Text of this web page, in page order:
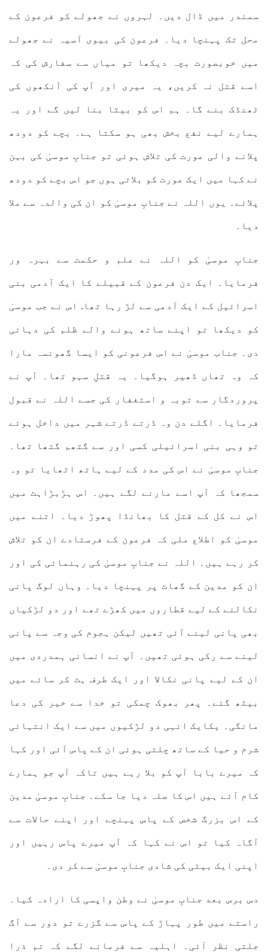
سمندر میں ڈال دیں۔ لہروں نے جھولے کو فرعون کے
محل تک پہنچا دیا۔ فرعون کی بیوی آسیہ نے جھولے
میں خوبصورت بچہ دیکھا تو میاں سے سفارش کی کہ
اسے قتل نہ کریں، یہ میری اور آپ کی آنکھوں کی
ٹھنڈک بنے گا۔ ہم اس کو بیٹا بنا لیں گے اور یہ
ہمارے لیے نفع بخش بھی ہو سکتا ہے۔ بچے کو دودھ
پلانے والی عورت کی تلاش ہوئی تو جنابِ موسیٰ کی بہن
نے کہا میں ایک عورت کو بلاتی ہوں جو اس بچے کو دودھ
پلائے۔ یوں اللہ نے جنابِ موسیٰ کو ان کی والدہ سے ملا
دیا۔
جنابِ موسیٰ کو اللہ نے علم و حکمت سے بہرہ ور
فرمایا۔ ایک دن فرعون کے قبیلے کا ایک آدمی بنی
اسرائیل کے ایک آدمی سے لڑ رہا تھا. اس نے جب موسیٰ
کو دیکھا تو اپنے ساتھ ہونے والے ظلم کی دہائی
دی۔ جناب موسیٰ نے اس فرعونی کو ایسا گھونسہ مارا
کہ وہ تھاں ڈھیر ہوگیا۔ یہ قتلِ سہو تھا۔ آپ نے
پروردگار سے توبہ و استغفار کی جسے اللہ نے قبول
فرمایا۔ اگلے دن وہ ڈرتے ڈرتے شہر میں داخل ہوئے
تو وہی بنی اسرائیلی کسی اور سے گتھم گتھا تھا۔
جنابِ موسیٰ نے اس کی مدد کے لیے ہاتھ اٹھایا تو وہ
سمجھا کہ آپ اسے مارنے لگے ہیں۔ اس ہڑبڑاہٹ میں
اس نے کل کے قتل کا بھانڈا پھوڑ دیا۔ اتنے میں
موسیٰ کو اطلاع ملی کہ فرعون کے فرستادے ان کو تلاش
کر رہے ہیں۔ اللہ نے جنابِ موسیٰ کی رہنمائی کی اور
ان کو مدین کے گھاٹ پر پہنچا دیا۔ وہاں لوگ پانی
نکالنے کے لیے قطاروں میں کھڑے تھے اور دو لڑکیاں
بھی پانی لینے آئی تھیں لیکن ہجوم کی وجہ سے پانی
لینے سے رکی ہوئی تھیں۔ آپ نے انسانی ہمدردی میں
ان کے لیے پانی نکالا اور ایک طرف ہٹ کر سائے میں
بیٹھ گئے۔ پھر بھوک چمکی تو خدا سے خیر کی دعا
مانگی۔ یکایک انہی دو لڑکیوں میں سے ایک انتہائی
شرم و حیا کے ساتھ چلتی ہوئی ان کے پاس آئی اور کہا
کہ میرے بابا آپ کو بلا رہے ہیں تاکہ آپ جو ہمارے
کام آئے ہیں اس کا صلہ دیا جا سکے۔ جنابِ موسیٰ مدین
کے اس بزرگ شخص کے پاس پہنچے اور اپنے حالات سے
آگاہ کیا تو اس نے کہا کہ آپ میرے پاس رہیں اور
اپنی ایک بیٹی کی شادی جنابِ موسیٰ سے کر دی۔
دس برس بعد جنابِ موسیٰ نے وطن واپسی کا ارادہ کیا۔
راستے میں طور پہاڑ کے پاس سے گزرے تو دور سے آگ
جلتی نظر آئی۔ اہلیہ سے فرمانے لگے کہ تم ذرا